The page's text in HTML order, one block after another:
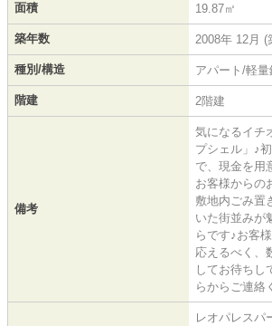
面積 19.87㎡
築年数 2008年 12月 (
種別/構造 アパート/軽量
階建 2階建
備考
気になるイチ
プシェル」♪
で、現金を用
お客様からの
敷地内ごみ置
いた街並みが
らです♪お客
応えるべく、
してお待ちし
らからご連絡
レオパレスパ